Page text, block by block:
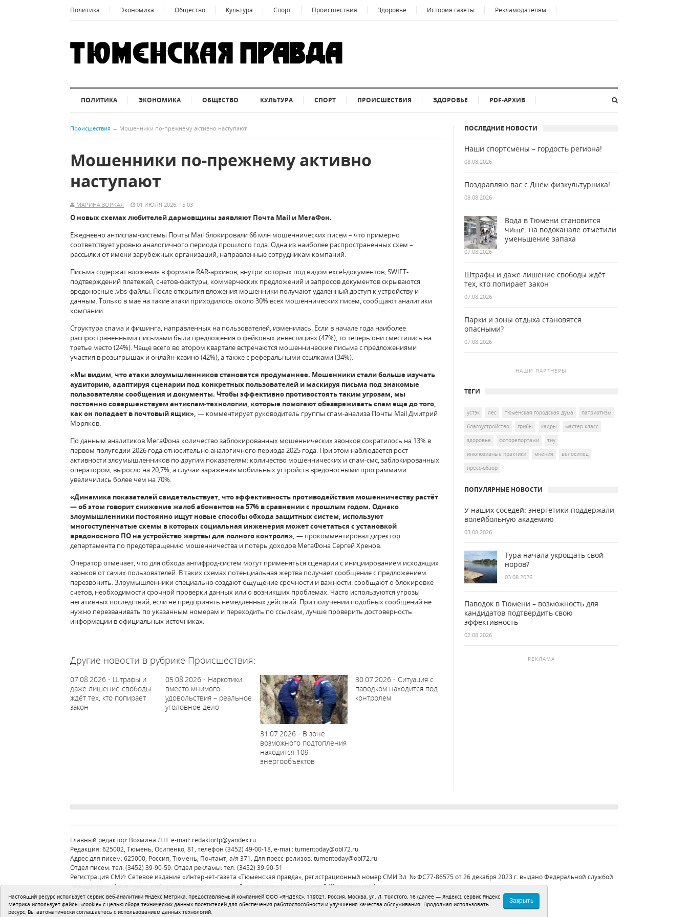
Политика Экономика Общество Культура Спорт Происшествия Здоровье История газеты Рекламодателям
ПОЛИТИКА ЭКОНОМИКА ОБЩЕСТВО КУЛЬТУРА СПОРТ ПРОИСШЕСТВИЯ ЗДОРОВЬЕ PDF-АРХИВ
Происшествия → Мошенники по-прежнему активно наступают
Мошенники по-прежнему активно
наступают
МАРИНА ЗОРКАЯ 01 ИЮЛЯ 2026, 15:03
О новых схемах любителей дармовщины заявляют Почта Mail и МегаФон.
Ежедневно антиспам-системы Почты Mail блокировали 66 млн мошеннических писем – что примерно
соответствует уровню аналогичного периода прошлого года. Одна из наиболее распространенных схем –
рассылки от имени зарубежных организаций, направленные сотрудникам компаний.
Письма содержат вложения в формате RAR-архивов, внутри которых под видом excel-документов, SWIFT-
подтверждений платежей, счетов-фактуры, коммерческих предложений и запросов документов скрываются
вредоносные .vbs-файлы. После открытия вложения мошенники получают удаленный доступ к устройству и
данным. Только в мае на такие атаки приходилось около 30% всех мошеннических писем, сообщают аналитики
компании.
Структура спама и фишинга, направленных на пользователей, изменилась. Если в начале года наиболее
распространенными письмами были предложения о фейковых инвестициях (47%), то теперь они сместились на
третье место (24%). Чаще всего во втором квартале встречаются мошеннические письма с предложениями
участия в розыгрышах и онлайн-казино (42%), а также с реферальными ссылками (34%).
«Мы видим, что атаки злоумышленников становятся продуманнее. Мошенники стали больше изучать
аудиторию, адаптируя сценарии под конкретных пользователей и маскируя письма под знакомые
пользователям сообщения и документы. Чтобы эффективно противостоять таким угрозам, мы
постоянно совершенствуем антиспам-технологии, которые помогают обезвреживать спам еще до того,
как он попадает в почтовый ящик», — комментирует руководитель группы спам-анализа Почты Mail Дмитрий
Моряков.
По данным аналитиков МегаФона количество заблокированных мошеннических звонков сократилось на 13% в
первом полугодии 2026 года относительно аналогичного периода 2025 года. При этом наблюдается рост
активности злоумышленников по другим показателям: количество мошеннических и спам-смс, заблокированных
оператором, выросло на 20,7%, а случаи заражения мобильных устройств вредоносными программами
увеличились более чем на 70%.
«Динамика показателей свидетельствует, что эффективность противодействия мошенничеству растёт
— об этом говорит снижение жалоб абонентов на 57% в сравнении с прошлым годом. Однако
злоумышленники постоянно ищут новые способы обхода защитных систем, используют
многоступенчатые схемы в которых социальная инженерия может сочетаться с установкой
вредоносного ПО на устройство жертвы для полного контроля», — прокомментировал директор
департамента по предотвращению мошенничества и потерь доходов МегаФона Сергей Хренов.
Оператор отмечает, что для обхода антифрод-систем могут применяться сценарии с инициированием исходящих
звонков от самих пользователей. В таких схемах потенциальная жертва получает сообщение с предложением
перезвонить. Злоумышленники специально создают ощущение срочности и важности: сообщают о блокировке
счетов, необходимости срочной проверки данных или о возникших проблемах. Часто используются угрозы
негативных последствий, если не предпринять немедленных действий. При получении подобных сообщений не
нужно перезванивать по указанным номерам и переходить по ссылкам, лучше проверить достоверность
информации в официальных источниках.
Другие новости в рубрике Происшествия:
07.08.2026 - Штрафы и
даже лишение свободы
ждёт тех, кто попирает
закон
05.08.2026 - Наркотики:
вместо мнимого
удовольствия – реальное
уголовное дело
31.07.2026 - В зоне
возможного подтопления
находится 109
энергообъектов
30.07.2026 - Ситуация с
паводком находится под
контролем
ПОСЛЕДНИЕ НОВОСТИ
Наши спортсмены – гордость региона!
08.08.2026
Поздравляю вас с Днем физкультурника!
08.08.2026
Вода в Тюмени становится
чище: на водоканале отметили
уменьшение запаха
07.08.2026
Штрафы и даже лишение свободы ждёт
тех, кто попирает закон
07.08.2026
Парки и зоны отдыха становятся
опасными?
07.08.2026
НАШИ ПАРТНЕРЫ
ТЕГИ
устэк лес тюменская городская дума
патриотизм
благоустройство
грибы кадры
мастер-класс
здоровье
фоторепортажи
тиу
инклюзивные практики
мнения
велосипед
пресс-обзор
ПОПУЛЯРНЫЕ НОВОСТИ
У наших соседей: энергетики поддержали
волейбольную академию
03.08.2026
Тура начала укрощать свой
норов?
03.08.2026
Паводок в Тюмени – возможность для
кандидатов подтвердить свою
эффективность
02.08.2026
РЕКЛАМА
Главный редактор: Вохмина Л.Н. e-mail: redaktortp@yandex.ru
Редакция: 625002, Тюмень, Осипенко, 81, телефон (3452) 49-00-18, e-mail:tumentoday@obl72.ru
Адрес для писем: 625000, Россия, Тюмень, Почтамт, а/я 371. Для пресс-релизов:tumentoday@obl72.ru
Отдел писем: тел. (3452) 39-90-59. Отдел рекламы: тел. (3452) 39-90-51
Регистрация СМИ: Сетевое издание «Интернет-газета «Тюменская правда», регистрационный номер СМИ Эл № ФС77-86575 от 26 декабря 2023 г. выдано Федеральной службой
по надзору в сфере связи, информационных технологий и массовых коммуникаций (Роскомнадзор)
Учредитель: Автономная некоммерческая организация «Тюменская область сегодня»
Политика оператораУстав редакции
Настоящий ресурс использует сервис веб-аналитики Яндекс Метрика, предоставляемый компанией ООО «ЯНДЕКС», 119021, Россия, Москва, ул. Л. Толстого, 16 (далее — Яндекс), сервис Яндекс
Метрика использует файлы «cookie» с целью сбора технических данных посетителей для обеспечения работоспособности и улучшения качества обслуживания. Продолжая использовать
ресурс, Вы автоматически соглашаетесь с использованием данных технологий.
Закрыть